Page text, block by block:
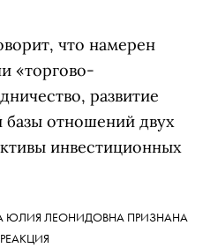
что намерен
«торгово-
развитие
отношений двух
инвестиционных
ЮЛИЯ ЛЕОНИДОВНА ПРИЗНАНА